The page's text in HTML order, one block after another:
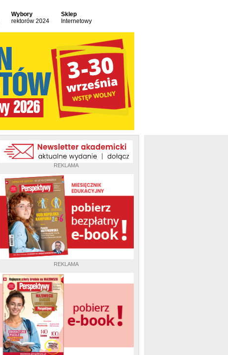
Wybory
rektorów 2024
Sklep
Internetowy
REKLAMA
REKLAMA